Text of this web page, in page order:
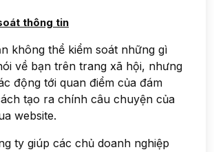
thông tin
không thể kiểm soát những gì
về bạn trên trang xã hội, nhưng
động tới quan điểm của đám
tạo ra chính câu chuyện của
website.
ty giúp các chủ doanh nghiệp